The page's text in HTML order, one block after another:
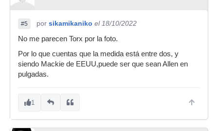
#5 por sikamikaniko el 18/10/2022
No me parecen Torx por la foto.
Por lo que cuentas que la medida está entre dos, y
siendo Mackie de EEUU,puede ser que sean Allen en
pulgadas.
1